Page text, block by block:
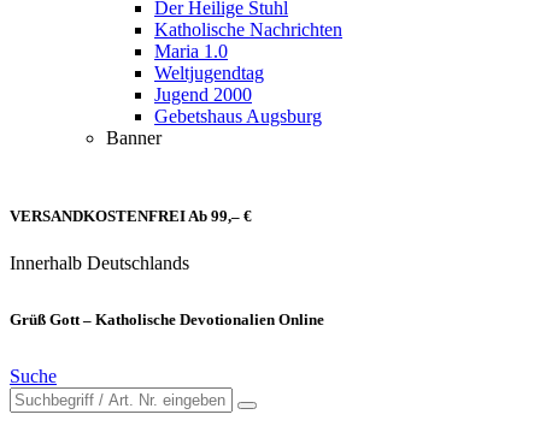
Der Heilige Stuhl
Katholische Nachrichten
Maria 1.0
Weltjugendtag
Jugend 2000
Gebetshaus Augsburg
Banner
VERSANDKOSTENFREI Ab 99,– €
Innerhalb Deutschlands
Grüß Gott – Katholische Devotionalien Online
Suche